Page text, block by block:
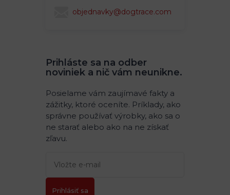
objednavky@dogtrace.com
Prihláste sa na odber
noviniek a nič vám neunikne.
Posielame vám zaujímavé fakty a
zážitky, ktoré oceníte. Príklady, ako
správne používať výrobky, ako sa o
ne starať alebo ako na ne získať
zľavu.
Prihlásiť sa